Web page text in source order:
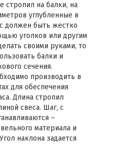
стропил на балки, на
углубленные в
должен быть жестко
уголков или другим
своими руками, то
балки и
сечения.
производить в
для обеспечения
Длина стропил
свеса. Шаг, с
–
материала и
наклона задается